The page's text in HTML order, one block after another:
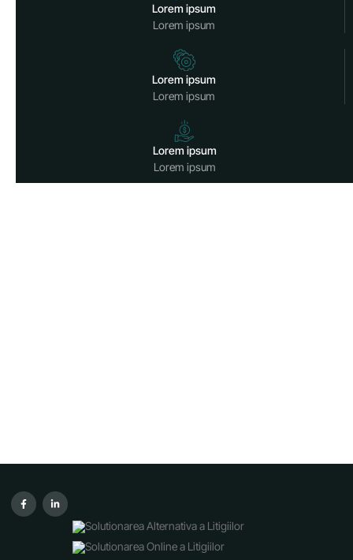
Lorem ipsum
Lorem ipsum
Lorem ipsum
Lorem ipsum
Lorem ipsum
Lorem ipsum